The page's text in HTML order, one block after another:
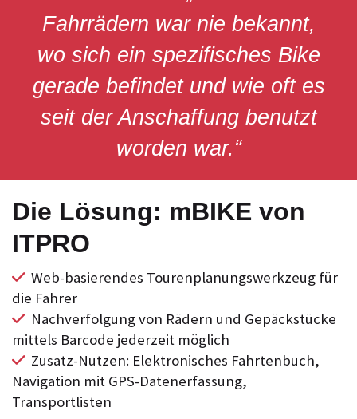
Fahrrädern war nie bekannt,
wo sich ein spezifisches Bike
gerade befindet und wie oft es
seit der Anschaffung benutzt
worden war.“
Die Lösung: mBIKE von
ITPRO
Web-basierendes Tourenplanungswerkzeug für
die Fahrer
Nachverfolgung von Rädern und Gepäckstücke
mittels Barcode jederzeit möglich
Zusatz-Nutzen: Elektronisches Fahrtenbuch,
Navigation mit GPS-Datenerfassung,
Transportlisten